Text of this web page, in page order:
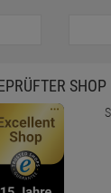
SHOP